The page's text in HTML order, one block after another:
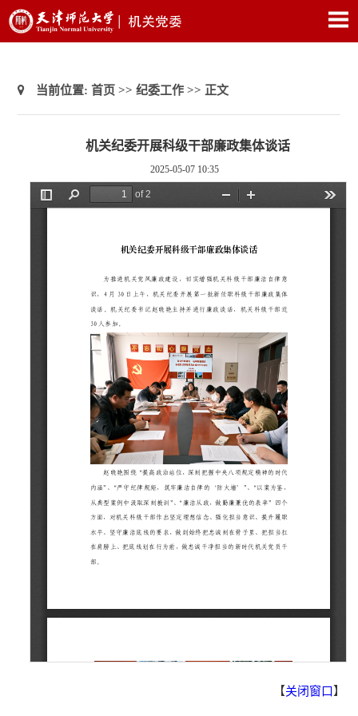
当前位置:首页 >>纪委工作 >> 正文
机关纪委开展科级干部廉政集体谈话
2025-05-07 10:35
【关闭窗口 】